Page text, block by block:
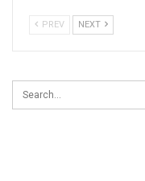
PREV NEXT